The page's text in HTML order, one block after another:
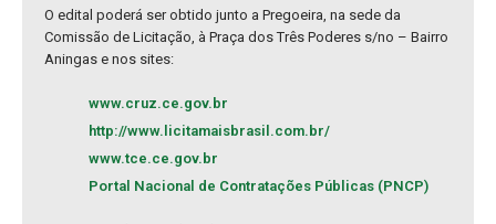
O edital poderá ser obtido junto a Pregoeira, na sede da
Comissão de Licitação, à Praça dos Três Poderes s/no – Bairro
Aningas e nos sites:
www.cruz.ce.gov.br
http://www.licitamaisbrasil.com.br/
www.tce.ce.gov.br
Portal Nacional de Contratações Públicas (PNCP)